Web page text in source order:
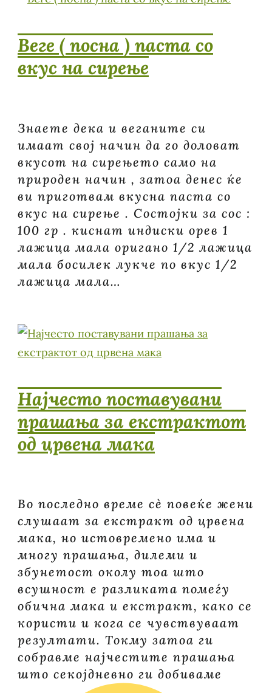
Веге ( посна ) паста со
вкус на сирење
Знаете дека и веганите си
имаат свој начин да го доловат
вкусот на сирењето само на
природен начин , затоа денес ќе
ви приготвам вкусна паста со
вкус на сирење . Состојки за сос :
100 гр . киснат индиски орев 1
лажица мала оригано 1/2 лажица
мала босилек лукче по вкус 1/2
лажица мала…
Најчесто поставувани
прашања за екстрактот
од црвена мака
Во последно време сè повеќе жени
слушаат за екстракт од црвена
мака, но истовремено има и
многу прашања, дилеми и
збунетост околу тоа што
всушност е разликата помеѓу
обична мака и екстракт, како се
користи и кога се чувствуваат
резултати. Токму затоа ги
собравме најчестите прашања
што секојдневно ги добиваме